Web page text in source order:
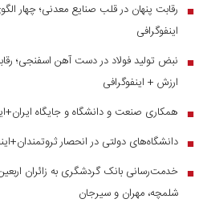
■
رقابت پنهان در قلب صنایع معدنی؛ چهار
اینفوگرافی
■
نبض تولید فولاد در دست آهن اسفنجی؛
ارزش + اینفوگرافی
■ همکاری صنعت و دانشگاه و جایگاه
■ دانشگاه‌های دولتی در انحصار
■
شلمچه، مهران و سیرجان